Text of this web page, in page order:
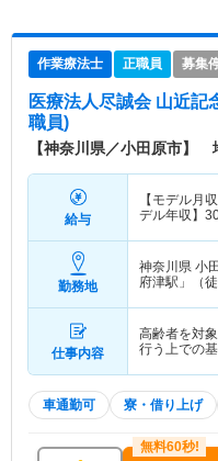
作業療法士 正職員 募集
医療法人尽誠会 山近記
職員)
【神奈川県／小田原市】
給与
【モデル月収
デル年収】
勤務地
神奈川県 小
府津駅」（
仕事内容
高齢者を対
行う上での
車通勤可 寮・借り上げ